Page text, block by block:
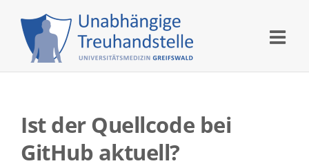
content
Ist der Quellcode bei
GitHub aktuell?